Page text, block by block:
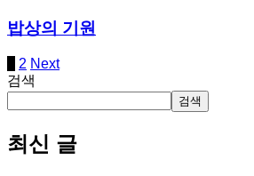
밥상의 기원
2 Next
검색
검색
최신 글